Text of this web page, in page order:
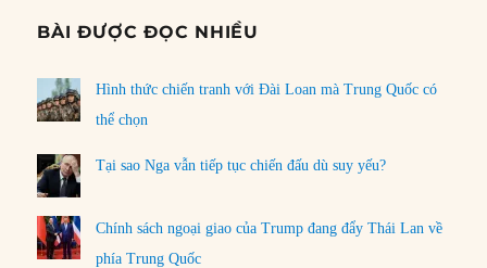
BÀI ĐƯỢC ĐỌC NHIỀU
Hình thức chiến tranh với Đài Loan mà Trung Quốc có
thể chọn
Tại sao Nga vẫn tiếp tục chiến đấu dù suy yếu?
Chính sách ngoại giao của Trump đang đẩy Thái Lan về
phía Trung Quốc